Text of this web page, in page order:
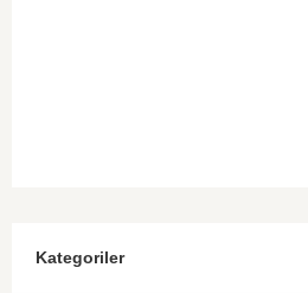
Kategoriler